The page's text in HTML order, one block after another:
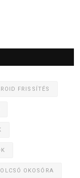
FRISSÍTÉS
OLCSÓ OKOSÓRA